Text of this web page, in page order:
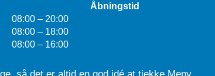
Åbningstid
08:00 – 20:00
08:00 – 18:00
08:00 – 16:00
så det er altid en god idé at tjekke Meny